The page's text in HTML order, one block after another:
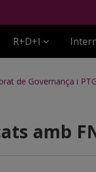
R+D+I
de Governança i
amb